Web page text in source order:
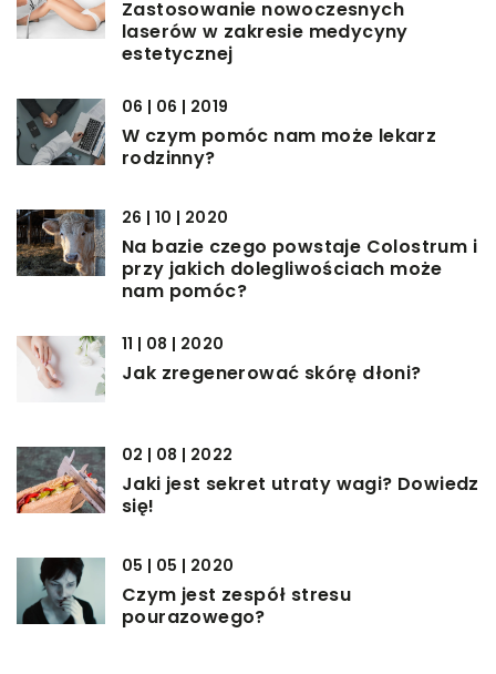
Zastosowanie nowoczesnych
laserów w zakresie medycyny
estetycznej
06 | 06 | 2019
W czym pomóc nam może lekarz
rodzinny?
26 | 10 | 2020
Na bazie czego powstaje Colostrum i
przy jakich dolegliwościach może
nam pomóc?
11 | 08 | 2020
Jak zregenerować skórę dłoni?
02 | 08 | 2022
Jaki jest sekret utraty wagi? Dowiedz
się!
05 | 05 | 2020
Czym jest zespół stresu
pourazowego?